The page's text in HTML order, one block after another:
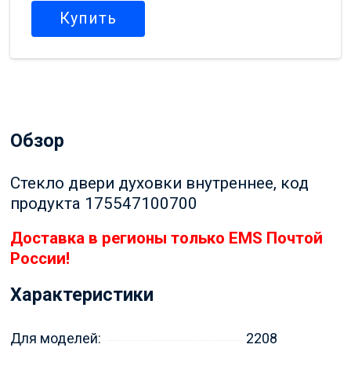
Купить
Обзор
Стекло двери духовки внутреннее, код
продукта 175547100700
Доставка в регионы только EMS Почтой
России!
Характеристики
Для моделей: 2208